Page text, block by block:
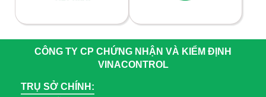
CÔNG TY CP CHỨNG NHẬN VÀ KIỂM ĐỊNH
VINACONTROL
TRỤ SỞ CHÍNH: